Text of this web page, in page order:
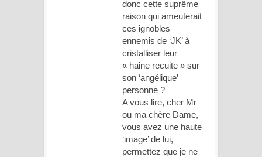
donc cette suprême
raison qui ameuterait
ces ignobles
ennemis de ‘JK’ à
cristalliser leur
« haine recuite » sur
son ‘angélique’
personne ?
A vous lire, cher Mr
ou ma chère Dame,
vous avez une haute
‘image’ de lui,
permettez que je ne